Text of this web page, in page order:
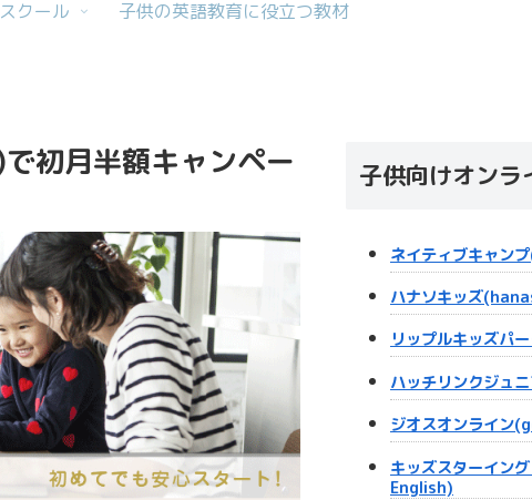
クール 子供の英語教育に役立つ教材
初月半額キャンペー
子供向けオンラ
ネイティブキャン
ハナソキッズ
リップルキッズ
ハッチリンクジュ
ジオスオンライン
キッズスターイン
English)